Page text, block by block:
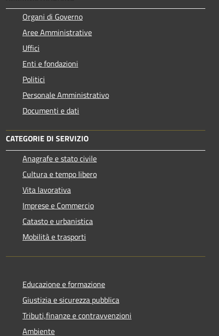
Organi di Governo
Aree Amministrative
Uffici
Enti e fondazioni
Politici
Personale Amministrativo
Documenti e dati
CATEGORIE DI SERVIZIO
Anagrafe e stato civile
Cultura e tempo libero
Vita lavorativa
Imprese e Commercio
Catasto e urbanistica
Mobilità e trasporti
Educazione e formazione
Giustizia e sicurezza pubblica
Tributi,finanze e contravvenzioni
Ambiente